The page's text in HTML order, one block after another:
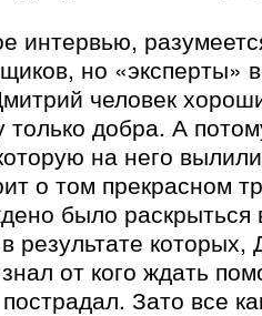
интервью,
но «эксперты»
человек
только добра. А
на него
о том прекрасном
было раскрыться
результате которых,
от кого ждать
Зато все